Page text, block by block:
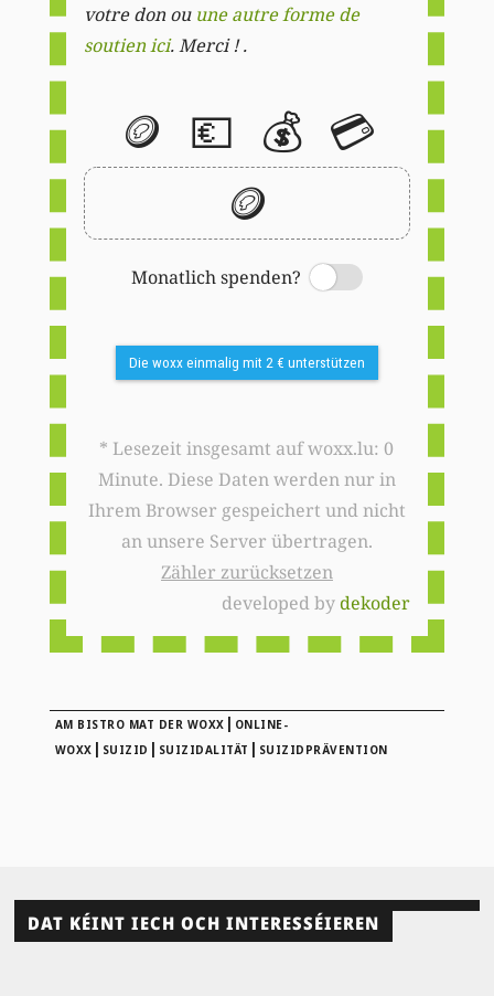
votre don ou une autre forme de
soutien ici. Merci ! .
🪙 💶 💰 💳
🪙
Monatlich spenden?
Switch
Die woxx einmalig mit 2 € unterstützen
* Lesezeit insgesamt auf woxx.lu: 0
Minute. Diese Daten werden nur in
Ihrem Browser gespeichert und nicht
an unsere Server übertragen.
Zähler zurücksetzen
developed bydekoder
AM BISTRO MAT DER WOXX | ONLINE-
WOXX | SUIZID | SUIZIDALITÄT | SUIZIDPRÄVENTION
DAT KÉINT IECH OCH INTERESSÉIEREN